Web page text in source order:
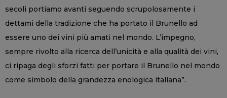
secoli portiamo avanti seguendo scrupolosamente i
dettami della tradizione che ha portato il Brunello ad
essere uno dei vini più amati nel mondo. L’impegno,
sempre rivolto alla ricerca dell’unicità e alla qualità dei vini,
ci ripaga degli sforzi fatti per portare il Brunello nel mondo
come simbolo della grandezza enologica italiana”.